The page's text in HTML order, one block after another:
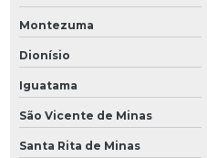
Montezuma
Dionísio
Iguatama
São Vicente de Minas
Santa Rita de Minas